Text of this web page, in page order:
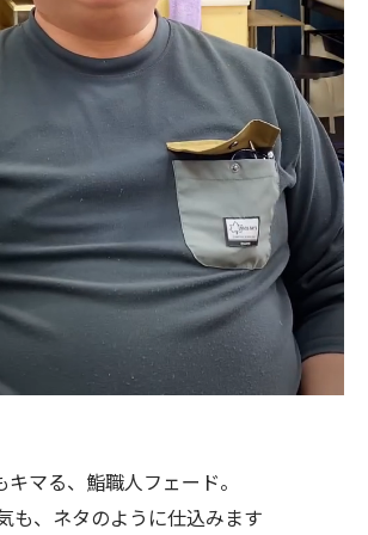
マる、鮨職人フェード。
、ネタのように仕込みます